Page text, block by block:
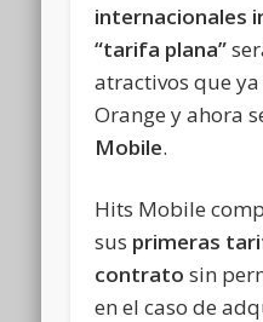
internacionales
“tarifa plana”
atractivos que
Orange y ahora
Mobile.
Hits Mobile
sus primeras
contrato sin
en el caso de